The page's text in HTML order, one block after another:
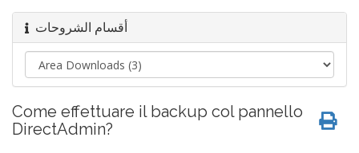
أقسام الشروحات
Come effettuare il backup col pannello
DirectAdmin?